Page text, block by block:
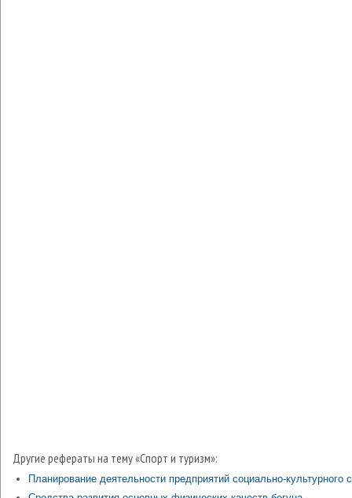
Другие рефераты на тему «Спорт и туризм»:
Планирование деятельности предприятий социально-культурного